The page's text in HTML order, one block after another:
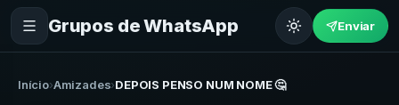
Grupos de WhatsApp Enviar
Início›Amizades›DEPOIS PENSO NUM NOME 🤔